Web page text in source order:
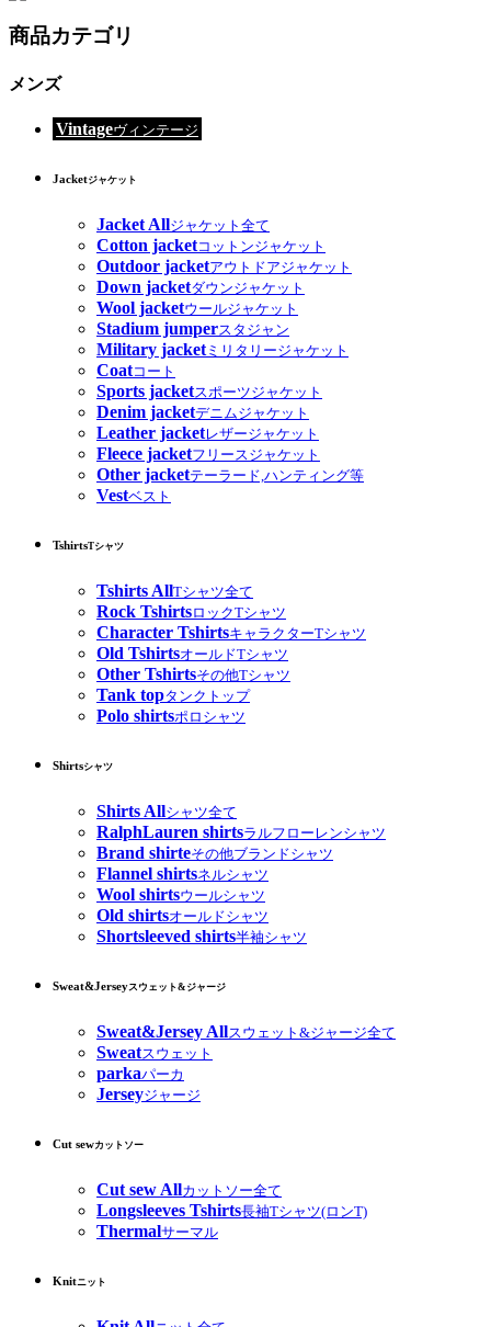
商品カテゴリ
メンズ
Vintageヴィンテージ
Jacketジャケット
Jacket Allジャケット全て
Cotton jacketコットンジャケット
Outdoor jacketアウトドアジャケット
Down jacketダウンジャケット
Wool jacketウールジャケット
Stadium jumperスタジャン
Military jacketミリタリージャケット
Coatコート
Sports jacketスポーツジャケット
Denim jacketデニムジャケット
Leather jacketレザージャケット
Fleece jacketフリースジャケット
Other jacketテーラード,ハンティング等
Vestベスト
TshirtsTシャツ
Tshirts AllTシャツ全て
Rock TshirtsロックTシャツ
Character TshirtsキャラクターTシャツ
Old TshirtsオールドTシャツ
Other Tshirtsその他Tシャツ
Tank topタンクトップ
Polo shirtsポロシャツ
Shirtsシャツ
Shirts Allシャツ全て
RalphLauren shirtsラルフローレンシャツ
Brand shirteその他ブランドシャツ
Flannel shirtsネルシャツ
Wool shirtsウールシャツ
Old shirtsオールドシャツ
Shortsleeved shirts半袖シャツ
Sweat&Jerseyスウェット&ジャージ
Sweat&Jersey Allスウェット&ジャージ全て
Sweatスウェット
parkaパーカ
Jerseyジャージ
Cut sewカットソー
Cut sew Allカットソー全て
Longsleeves Tshirts長袖Tシャツ(ロンT)
Thermalサーマル
Knitニット